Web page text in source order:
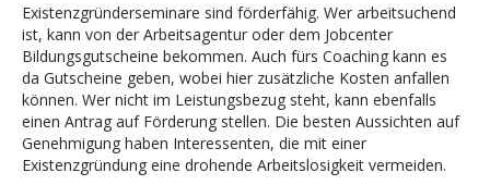
Existenzgründerseminare sind förderfähig. Wer arbeitsuchend
ist, kann von der Arbeitsagentur oder dem Jobcenter
Bildungsgutscheine bekommen. Auch fürs Coaching kann es
da Gutscheine geben, wobei hier zusätzliche Kosten anfallen
können. Wer nicht im Leistungsbezug steht, kann ebenfalls
einen Antrag auf Förderung stellen. Die besten Aussichten auf
Genehmigung haben Interessenten, die mit einer
Existenzgründung eine drohende Arbeitslosigkeit vermeiden.